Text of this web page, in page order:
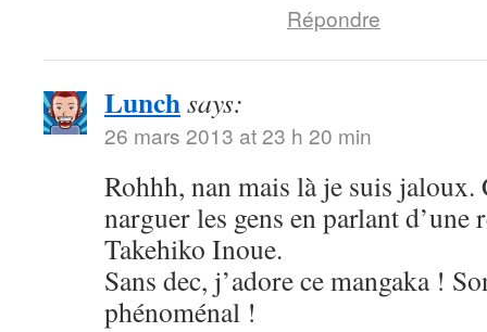
Répondre
Lunchsays:
26 mars 2013 at 23 h 20 min
Rohhh, nan mais là je suis jaloux.
narguer les gens en parlant d’une
Takehiko Inoue.
Sans dec, j’adore ce mangaka !
phénoménal !